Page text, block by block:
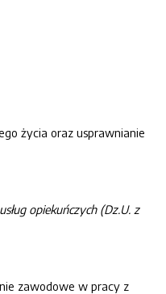
życia oraz usprawnianie
opiekuńczych (Dz.U. z
zawodowe w pracy z